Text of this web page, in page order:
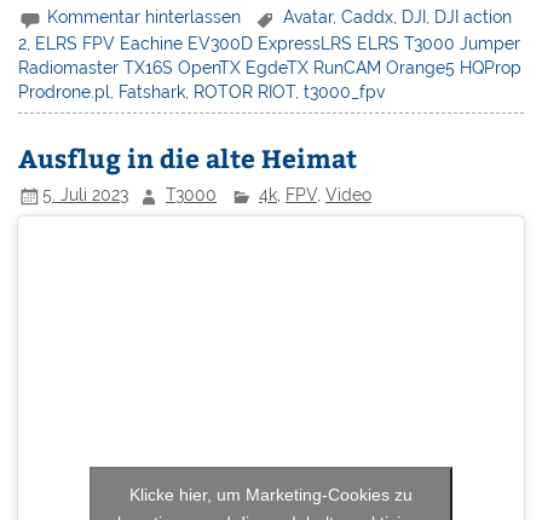
Kommentar hinterlassen Avatar,Caddx, DJI , DJI action
2 ELRS FPV Eachine EV300D ExpressLRS ELRS T3000 Jumper
Radiomaster TX16S OpenTX EgdeTX RunCAM Orange5 HQProp
Prodrone.pl
Fatshark ROTOR RIOT,t3000_fpv
Ausflug in die alte Heimat
5. Juli 2023 T3000 4k, FPV, Video
Klicke hier, um Marketing-Cookies zu